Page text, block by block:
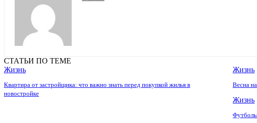
СТАТЬИ ПО ТЕМЕ
Жизнь
Квартира от застройщика: что важно знать перед покупкой жилья в
новостройке
Жизнь
Весна
Жизнь